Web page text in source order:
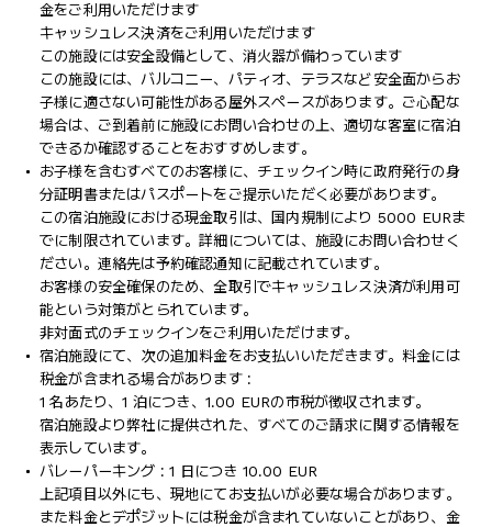
金をご利用いただけます
キャッシュレス決済をご利用いただけます
この施設には安全設備として、消火器が備わっています
この施設には、バルコニー、パティオ、テラスなど安全面からお
子様に適さない可能性がある屋外スペースがあります。ご心配な
場合は、ご到着前に施設にお問い合わせの上、適切な客室に宿泊
できるか確認することをおすすめします。
お子様を含むすべてのお客様に、チェックイン時に政府発行の身
分証明書またはパスポートをご提示いただく必要があります。
この宿泊施設における現金取引は、国内規制により 5000 EURま
でに制限されています。詳細については、施設にお問い合わせく
ださい。連絡先は予約確認通知に記載されています。
お客様の安全確保のため、全取引でキャッシュレス決済が利用可
能という対策がとられています。
非対面式のチェックインをご利用いただけます。
宿泊施設にて、次の追加料金をお支払いいただきます。料金には
税金が含まれる場合があります :
1 名あたり、1 泊につき、1.00 EURの市税が徴収されます。
宿泊施設より弊社に提供された、すべてのご請求に関する情報を
表示しています。
バレーパーキング : 1 日につき 10.00 EUR
上記項目以外にも、現地にてお支払いが必要な場合があります。
また料金とデポジットには税金が含まれていないことがあり、金